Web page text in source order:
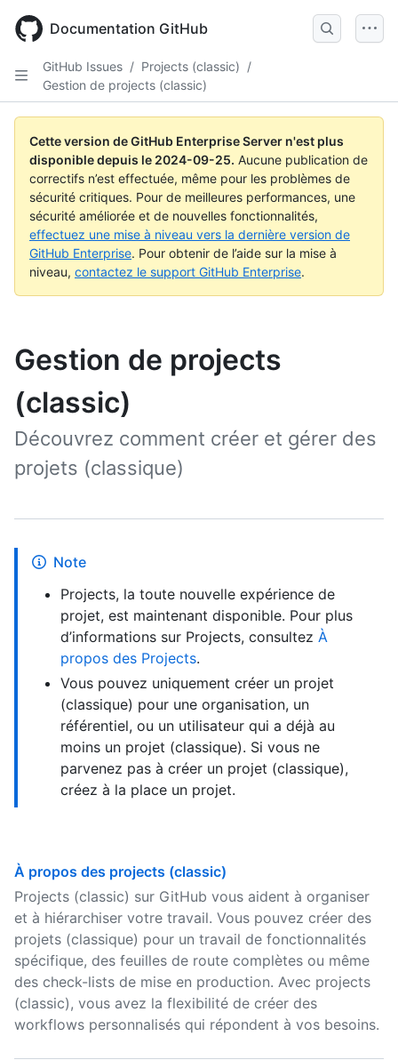
main
Documentation GitHub
GitHub Issues / Projects (classic) /
Gestion de projects (classic)
Cette version de GitHub Enterprise Server n'est plus
disponible depuis le 2024-09-25. Aucune publication de
correctifs n’est effectuée, même pour les problèmes de
sécurité critiques. Pour de meilleures performances, une
sécurité améliorée et de nouvelles fonctionnalités,
effectuez une mise à niveau vers la dernière version de
GitHub Enterprise. Pour obtenir de l’aide sur la mise à
niveau, contactez le support GitHub Enterprise.
Gestion de projects
(classic)
Découvrez comment créer et gérer des
projets (classique)
Note
Projects, la toute nouvelle expérience de
projet, est maintenant disponible. Pour plus
d’informations sur Projects, consultez À
propos des Projects.
Vous pouvez uniquement créer un projet
(classique) pour une organisation, un
référentiel, ou un utilisateur qui a déjà au
moins un projet (classique). Si vous ne
parvenez pas à créer un projet (classique),
créez à la place un projet.
À propos des projects (classic)
Projects (classic) sur GitHub vous aident à organiser
et à hiérarchiser votre travail. Vous pouvez créer des
projets (classique) pour un travail de fonctionnalités
spécifique, des feuilles de route complètes ou même
des check-lists de mise en production. Avec projects
(classic), vous avez la flexibilité de créer des
workflows personnalisés qui répondent à vos besoins.